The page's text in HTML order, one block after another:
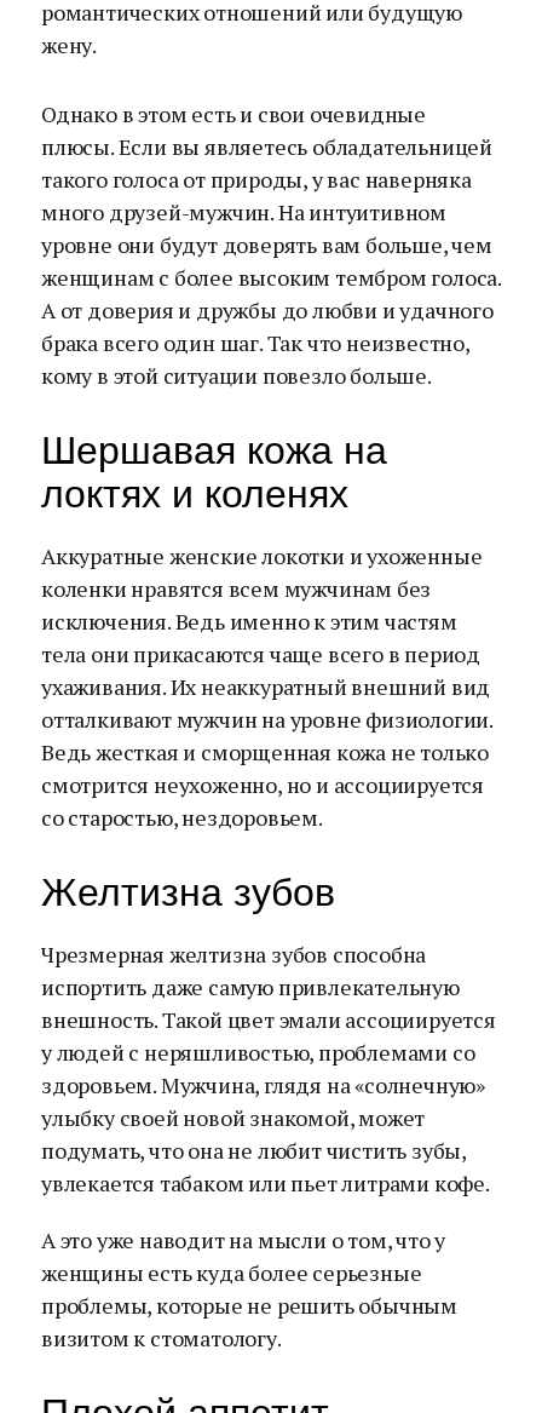
романтических отношений или будущую
жену.
Однако в этом есть и свои очевидные
плюсы. Если вы являетесь обладательницей
такого голоса от природы, у вас наверняка
много друзей-мужчин. На интуитивном
уровне они будут доверять вам больше, чем
женщинам с более высоким тембром голоса.
А от доверия и дружбы до любви и удачного
брака всего один шаг. Так что неизвестно,
кому в этой ситуации повезло больше.
Шершавая кожа на
локтях и коленях
Аккуратные женские локотки и ухоженные
коленки нравятся всем мужчинам без
исключения. Ведь именно к этим частям
тела они прикасаются чаще всего в период
ухаживания. Их неаккуратный внешний вид
отталкивают мужчин на уровне физиологии.
Ведь жесткая и сморщенная кожа не только
смотрится неухоженно, но и ассоциируется
со старостью, нездоровьем.
Желтизна зубов
Чрезмерная желтизна зубов способна
испортить даже самую привлекательную
внешность. Такой цвет эмали ассоциируется
у людей с неряшливостью, проблемами со
здоровьем. Мужчина, глядя на «солнечную»
улыбку своей новой знакомой, может
подумать, что она не любит чистить зубы,
увлекается табаком или пьет литрами кофе.
А это уже наводит на мысли о том, что у
женщины есть куда более серьезные
проблемы, которые не решить обычным
визитом к стоматологу.